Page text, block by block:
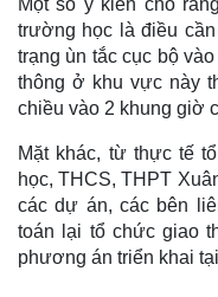
trường học là điều
trạng ùn tắc cục bộ
thông ở khu vực này
chiều vào 2 khung giờ
Mặt khác, từ thực tế
học, THCS, THPT
các dự án, các bên
toán lại tổ chức giao
phương án triển khai